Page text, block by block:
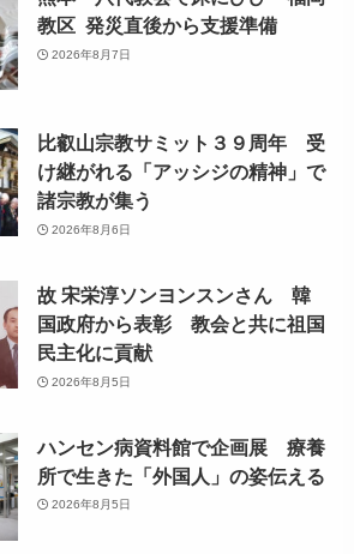
教区 発災直後から支援準備
2026年8月7日
比叡山宗教サミット３９周年 受
け継がれる「アッシジの精神」で
諸宗教が集う
2026年8月6日
故 宋栄淳ソンヨンスンさん 韓
国政府から表彰 教会と共に祖国
民主化に貢献
2026年8月5日
ハンセン病資料館で企画展 療養
所で生きた「外国人」の姿伝える
2026年8月5日